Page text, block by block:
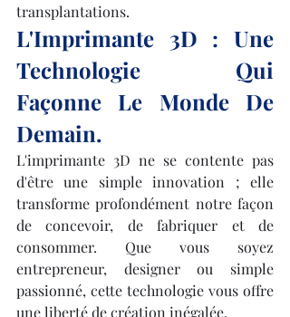
transplantations.
L'Imprimante 3D : Une
Technologie Qui
Façonne Le Monde De
Demain.
L'imprimante 3D ne se contente pas
d'être une simple innovation ; elle
transforme profondément notre façon
de concevoir, de fabriquer et de
consommer. Que vous soyez
entrepreneur, designer ou simple
passionné, cette technologie vous offre
une liberté de création inégalée.